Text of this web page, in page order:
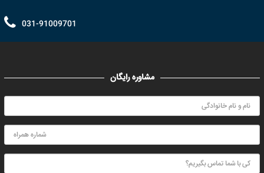
031-91009701
مشاوره رایگان